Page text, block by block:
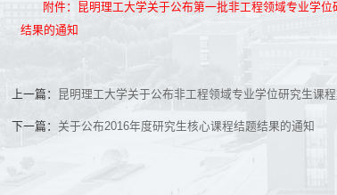
附件：昆明理工大学关于公布第一批非工程领域专业学
结果的通知
上一篇： 昆明理工大学关于公布非工程领域专业学位研究生课
下一篇： 关于公布2016年度研究生核心课程结题结果的通知